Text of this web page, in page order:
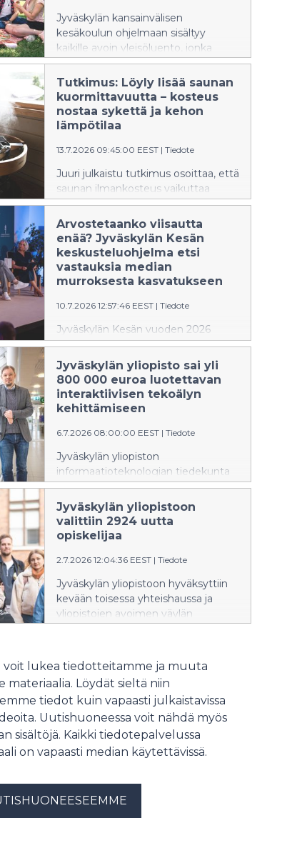
Jyväskylän kansainvälisen
kesäkoulun ohjelmaan sisältyy
kaikille avoin yleisöluento, jonka
aiheena on uuden fysiikan synnyn
yhteydet Weimarin tasavallan
kulttuurielämään. Luennoitsijana
toimii professori Ismo Koponen
Helsingin yliopistosta.
Tutkimus: Löyly lisää saunan
kuormittavuutta – kosteus
nostaa sykettä ja kehon
lämpötilaa
13.7.2026 09:45:00 EEST | Tiedote
Juuri julkaistu tutkimus osoittaa, että
saunan ilmankosteus vaikuttaa
merkittävästi elimistön
kuormittumiseen lämpötilan lisäksi.
Mitä kosteampi sauna on, sitä
voimakkaammin syke ja kehon
lämpötila nousevat.
Arvostetaanko viisautta
enää? Jyväskylän Kesän
keskusteluohjelma etsi
vastauksia median
murroksesta kasvatukseen
10.7.2026 12:57:46 EEST | Tiedote
Jyväskylän Kesän vuoden 2026
keskusteluohjelma tarkasteli yhtä
vanhimmista ja samalla
ajankohtaisimmista ihanteista:
viisautta. Viiden päivän aikana
keskusteluissa kysyttiin, miltä viisaus
kilpaillaan ennennäkemättömällä
voimalla, tekoäly muuttaa
ajatteluamme ja yhteiskunnallinen
keskustelu hakee uusia muotojaan.
Jyväskylän yliopisto sai yli
800 000 euroa luotettavan
interaktiivisen tekoälyn
kehittämiseen
6.7.2026 08:00:00 EEST | Tiedote
Jyväskylän yliopiston
informaatioteknologian tiedekunta
on saanut Business Finlandilta 822
000 euron rahoituksen
interaktiivisen tekoälyn
kehittämiseen. Hankkeessa luodaan
ihmisten kanssa yhteistyöhön
kykeneviä tekoälyjärjestelmiä sekä
valmistellaan teknologiaa
kaupalliseen käyttöön.
Jyväskylän yliopistoon
valittiin 2924 uutta
opiskelijaa
2.7.2026 12:04:36 EEST | Tiedote
Jyväskylän yliopistoon hyväksyttiin
kevään toisessa yhteishaussa ja
yliopistojen avoimen väylän
lopulla uusien opiskelijoiden
orientaation merkeissä.
Onnittelemme kaikkia valittuja!
voit lukea tiedotteitamme ja muuta
materiaalia. Löydät sieltä niin
tiedot kuin vapaasti julkaistavissa
Uutishuoneessa voit nähdä myös
sisältöjä. Kaikki tiedotepalvelussa
on vapaasti median käytettävissä.